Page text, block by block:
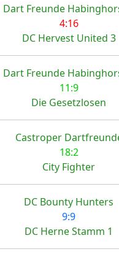
Dart Freunde
4:16
DC Hervest United 3
Dart Freunde
11:9
Die Gesetzlosen
Castroper
18:2
City Fighter
DC Bounty Hunters
9:9
DC Herne Stamm 1